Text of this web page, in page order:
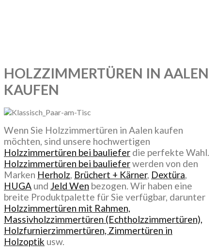
HOLZZIMMERTÜREN IN AALEN
KAUFEN
Wenn Sie Holzzimmertüren in Aalen kaufen
möchten, sind unsere hochwertigen
Holzzimmertüren bei bauliefer die perfekte Wahl.
Holzzimmertüren bei baulieferwerden von den
Marken Herholz, Brüchert + Kärner, Dextüra,
HUGA und Jeld Wen bezogen. Wir haben eine
breite Produktpalette für Sie verfügbar, darunter
Holzzimmertüren mit Rahmen,
Massivholzzimmertüren (Echtholzzimmertüren),
Holzfurnierzimmertüren, Zimmertüren in
Holzoptik usw.